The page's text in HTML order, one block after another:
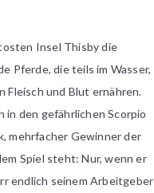
Insel Thisby die
Pferde, die teils im Wasser,
Fleisch und Blut ernähren.
in den gefährlichen Scorpio
mehrfacher Gewinner der
Spiel steht: Nur, wenn er
endlich seinem Arbeitgeber